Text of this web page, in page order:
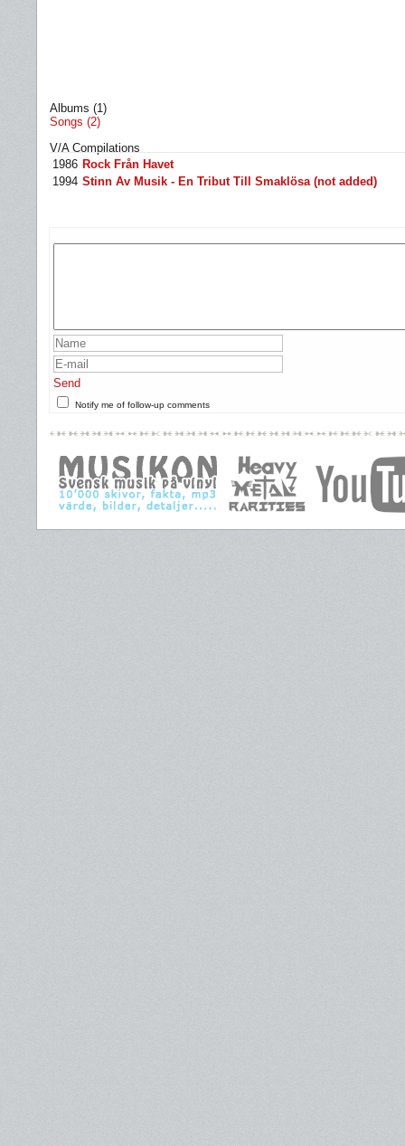
Albums (1)
Songs (2)
V/A Compilations
1986 Rock Från Havet
1994 Stinn Av Musik - En Tribut Till Smaklösa (not added)
Send
Notify me of follow-up comments